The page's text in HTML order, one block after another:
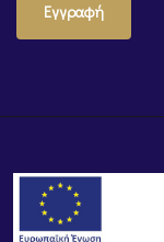
Εγγραφή